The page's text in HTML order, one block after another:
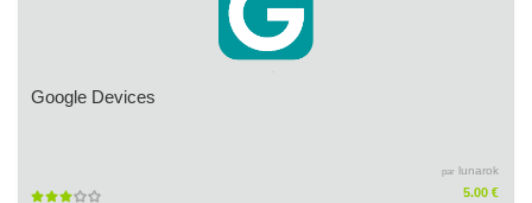
Google Devices
par lunarok
5.00 €